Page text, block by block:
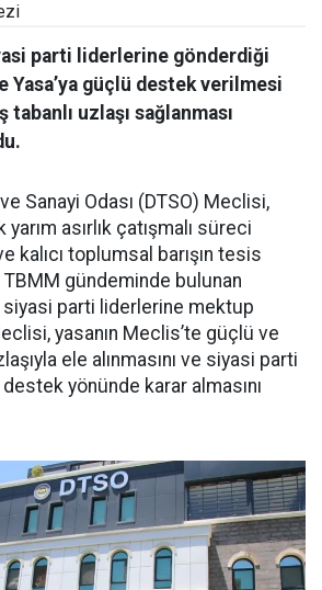
parti liderlerine gönderdiği
Yasa’ya güçlü destek verilmesi
tabanlı uzlaşı sağlanması
Sanayi Odası (DTSO) Meclisi,
yarım asırlık çatışmalı süreci
kalıcı toplumsal barışın tesis
gündeminde bulunan
siyasi parti liderlerine mektup
yasanın Meclis’te güçlü ve
ele alınmasını ve siyasi parti
destek yönünde karar almasını